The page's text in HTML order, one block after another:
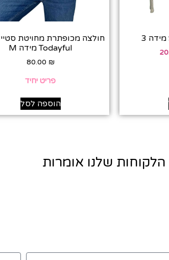
חולצה מכופתרת מחויטת סטייל
Todayful מידה M
80.00 ₪
פריט יחיד
הוספה לסל
שלנו אומרות